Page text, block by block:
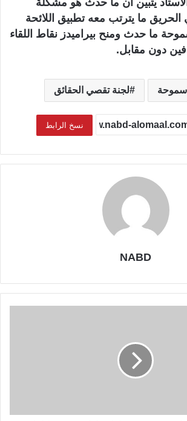
يتبين أن ما حدث هو مشكلة
ما يترتب معه تطبيق اللائحة
ما حدث ومنح بيراميدز نقاط اللقاء
دون مقابل.
سموحة لجنة تقصي الحقائق
نسخ الرابط
NABD